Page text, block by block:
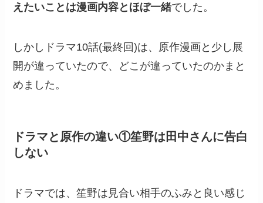
えたいことは漫画内容とほぼ一緒でした。
しかしドラマ10話(最終回)は、原作漫画と少し展
開が違っていたので、どこが違っていたのかまと
めました。
ドラマと原作の違い①笙野は田中さんに告白
しない
ドラマでは、笙野は見合い相手のふみと良い感じ